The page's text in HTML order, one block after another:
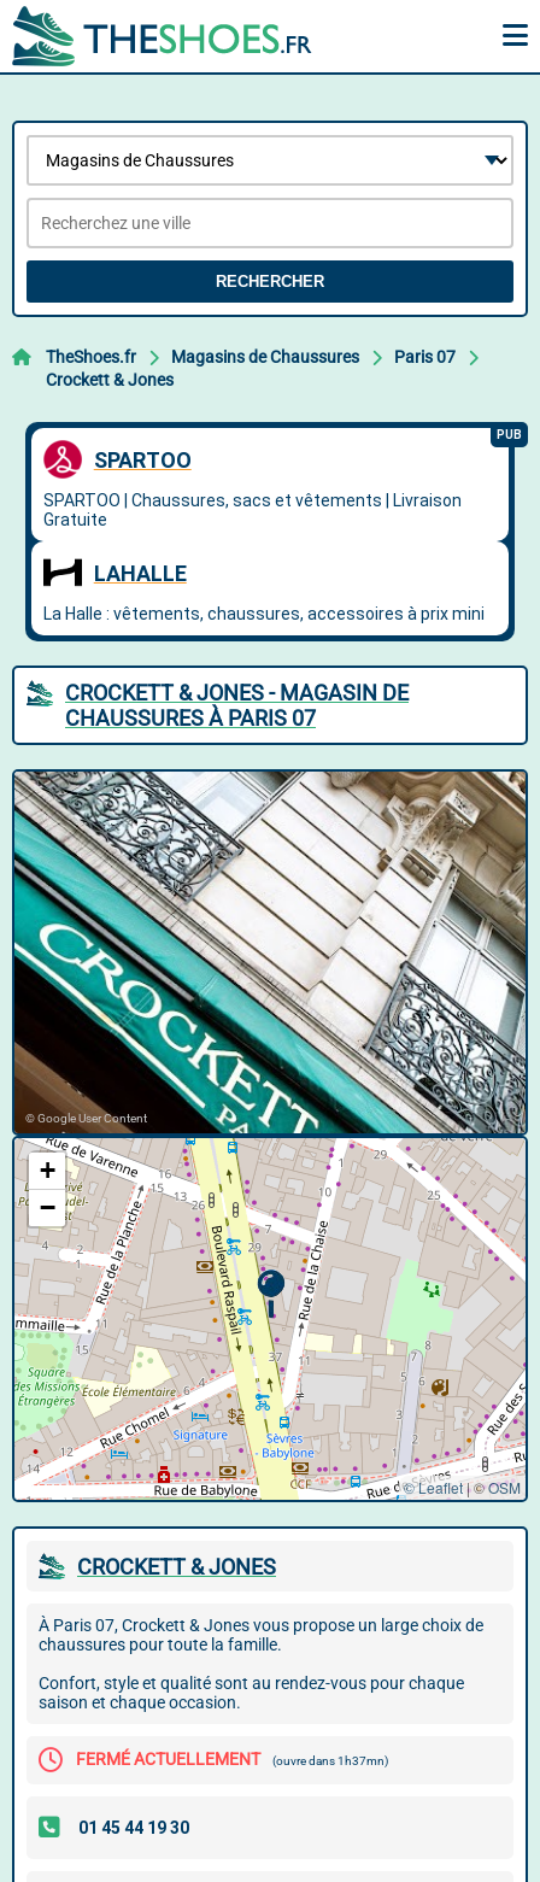
RECHERCHER
TheShoes.fr Magasins de Chaussures
Paris 07
Crockett & Jones
CROCKETT & JONES - MAGASIN DE
CHAUSSURES À PARIS 07
© Google User Content
+
−
© Leaflet|©OSM
CROCKETT & JONES
À Paris 07, Crockett & Jones vous propose un large choix de
chaussures pour toute la famille.
Confort, style et qualité sont au rendez-vous pour chaque
saison et chaque occasion.
FERMÉ ACTUELLEMENT (ouvre dans 1h37mn)